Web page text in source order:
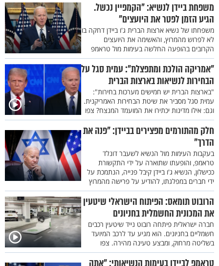
משפחת ביידן לנשיא: "הקמפיין נכשל.
הגיע הזמן לפטר את היועצים"
משפחתו של נשיא ארצות הברית ג'ו ביידן דחקה בו
לא לפרוש מהמרוץ, והאשימה את היועצים
הקרובים בהופעה החלשה בעימות מול טראמפ
"אמריקה הולכת ומתפצלת": עמית סגל על
הבחירות לנשיאות בארצות הברית
"בארצות הברית יש חמישים מערכות בחירות":
עמית סגל מסביר את שיטת הבחירות האמריקנית.
וגם: אילו מדינות יכתירו את המועמד המנצח? צפו
חלק מהתורמים מפצירים בביידן: "פנה את
הדרך"
בעקבות העימות מול הנשיא לשעבר דונלד
טראמפ, והופעתו שתוארה על ידי התקשורת
ככישלון, הנשיא ג'ו ביידן קיבל פנייה, הנתמכת על
ידי חברים במפלגתו, להודיע על פרישה מהמרוץ
הרובוט תומאס: הפיתוח הישראלי שיטעין
את המכונית החשמלית בחניונים
חברה ישראלית פיתחה רובוט נייד שיטעין רכבים
חשמליים בחניונים. הוא מגיע עד לרכב המיועד
בשליטה מרחוק, ומבצע טעינה מהירה. צפו